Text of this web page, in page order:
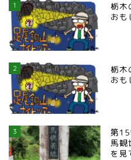
1
栃木
おも
2
栃木
おも
3
第
馬観
を見
■